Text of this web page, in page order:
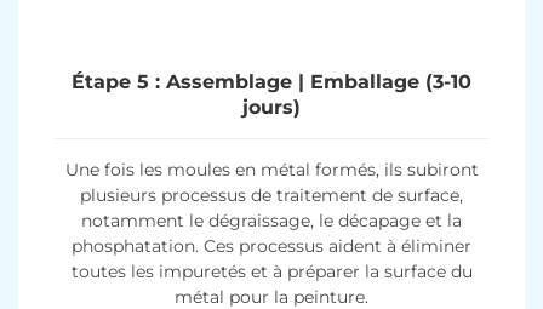
Étape 5 : Assemblage | Emballage (3-10
jours)
Une fois les moules en métal formés, ils subiront
plusieurs processus de traitement de surface,
notamment le dégraissage, le décapage et la
phosphatation. Ces processus aident à éliminer
toutes les impuretés et à préparer la surface du
métal pour la peinture.